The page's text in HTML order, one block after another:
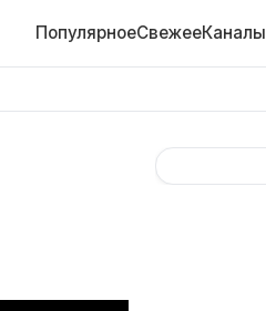
ПопулярноеСвежееКаналы